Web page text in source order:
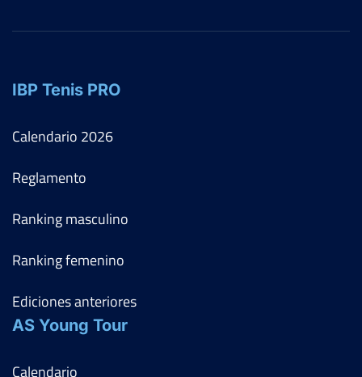
IBP Tenis PRO
Calendario 2026
Reglamento
Ranking masculino
Ranking femenino
Ediciones anteriores
AS Young Tour
Calendario